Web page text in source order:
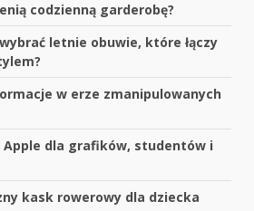
codzienną garderobę?
letnie obuwie, które łączy
w erze zmanipulowanych
dla grafików, studentów i
kask rowerowy dla dziecka